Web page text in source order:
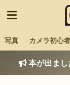
写真 カメラ初心
本が出まし